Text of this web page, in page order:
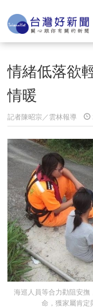
情緒低落欲
情暖
記者陳昭宗／雲林報導
海巡人員等合力勸阻安撫
命，獲家屬肯定